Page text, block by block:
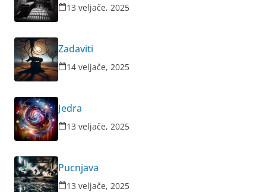
13 veljače, 2025
Zadaviti
14 veljače, 2025
Jedra
13 veljače, 2025
Pucnjava
13 veljače, 2025